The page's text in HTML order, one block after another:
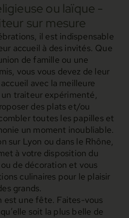
ou laïque -
sur mesure
il est indispensable
accueil à des invités. Que
de famille ou une
vous vous devez de leur
avec la meilleure
traiteur expérimenté,
des plats et/ou
toutes les papilles et
un moment inoubliable.
sur Lyon ou dans le Rhône,
à votre disposition du
de décoration et vous
culinaires pour le plaisir
grands.
est une fête. Faites-vous
soit la plus belle de